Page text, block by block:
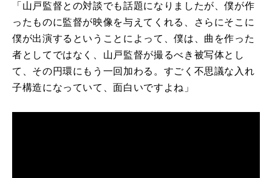
「山戸監督との対談でも話題になりましたが、僕が作
ったものに監督が映像を与えてくれる、さらにそこに
僕が出演するということによって、僕は、曲を作った
者としてではなく、山戸監督が撮るべき被写体とし
て、その円環にもう一回加わる。すごく不思議な入れ
子構造になっていて、面白いですよね」